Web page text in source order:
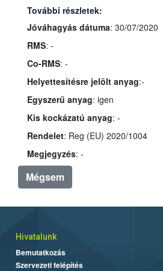
További részletek:
Jóváhagyás dátuma: 30/07/2020
RMS: -
Co-RMS: -
Helyettesítésre jelölt anyag:-
Egyszerű anyag: igen
Kis kockázatú anyag: -
Rendelet: Reg (EU) 2020/1004
Megjegyzés: -
Mégsem
Hivatalunk
Bemutatkozás
Szervezeti felépítés